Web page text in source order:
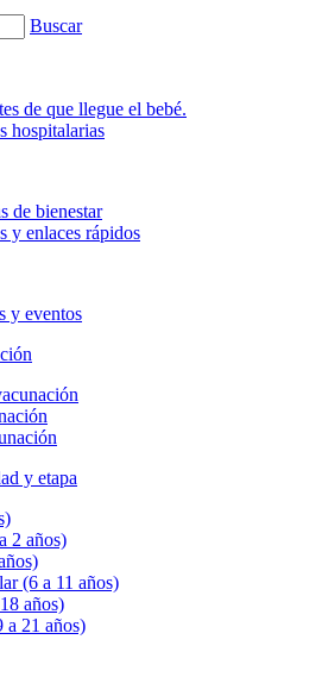
Buscar
de que llegue el bebé.
hospitalarias
de bienestar
y enlaces rápidos
y eventos
y etapa
2 años)
(6 a 11 años)
años)
a 21 años)